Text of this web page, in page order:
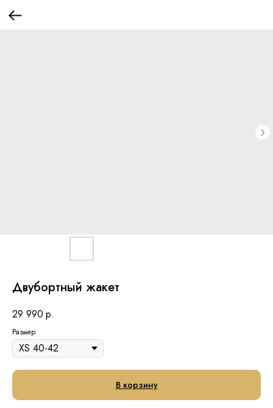
Двубортный жакет
29 990 р.
Размер
В корзину